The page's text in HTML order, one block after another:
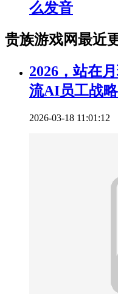
么发音
贵族游戏网最近
2026，站在
流AI员工战
2026-03-18 11:01:12